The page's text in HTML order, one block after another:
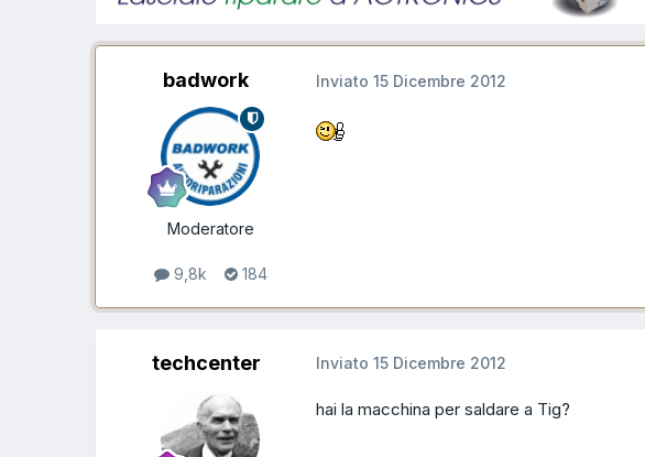
badwork
Moderatore
9,8k 184
Inviato 15 Dicembre 2012
techcenter Inviato 15 Dicembre 2012
hai la macchina per saldare a Tig?